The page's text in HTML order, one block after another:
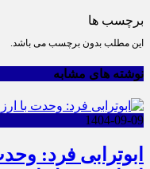
برچسب ها
این مطلب بدون برچسب می باشد.
نوشته های مشابه
1404-09-09
ابوترابی فرد: